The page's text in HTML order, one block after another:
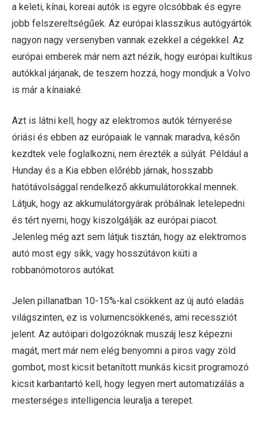
a keleti, kínai, koreai autók is egyre olcsóbbak és egyre
jobb felszereltségűek. Az európai klasszikus autógyártók
nagyon nagy versenyben vannak ezekkel a cégekkel. Az
európai emberek már nem azt nézik, hogy európai kultikus
autókkal járjanak, de teszem hozzá, hogy mondjuk a Volvo
is már a kínaiaké.
Azt is látni kell, hogy az elektromos autók térnyerése
óriási és ebben az európaiak le vannak maradva, későn
kezdtek vele foglalkozni, nem érezték a súlyát. Például a
Hunday és a Kia ebben előrébb járnak, hosszabb
hatótávolsággal rendelkező akkumulátorokkal mennek.
Látjuk, hogy az akkumulátorgyárak próbálnak letelepedni
és tért nyerni, hogy kiszolgálják az európai piacot.
Jelenleg még azt sem látjuk tisztán, hogy az elektromos
autó most egy sikk, vagy hosszútávon kiüti a
robbanómotoros autókat.
Jelen pillanatban 10-15%-kal csökkent az új autó eladás
világszinten, ez is volumencsökkenés, ami recessziót
jelent. Az autóipari dolgozóknak muszáj lesz képezni
magát, mert már nem elég benyomni a piros vagy zöld
gombot, most kicsit betanított munkás kicsit programozó
kicsit karbantartó kell, hogy legyen mert automatizálás a
mesterséges intelligencia leuralja a terepet.